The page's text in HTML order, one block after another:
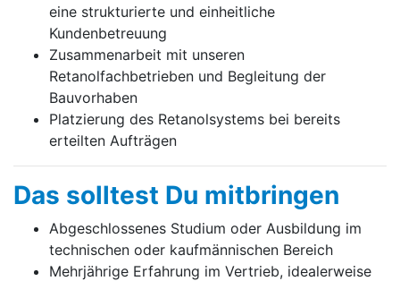
eine strukturierte und einheitliche
Kundenbetreuung
Zusammenarbeit mit unseren
Retanolfachbetrieben und Begleitung der
Bauvorhaben
Platzierung des Retanolsystems bei bereits
erteilten Aufträgen
Das solltest Du mitbringen
Abgeschlossenes Studium oder Ausbildung im
technischen oder kaufmännischen Bereich
Mehrjährige Erfahrung im Vertrieb, idealerweise